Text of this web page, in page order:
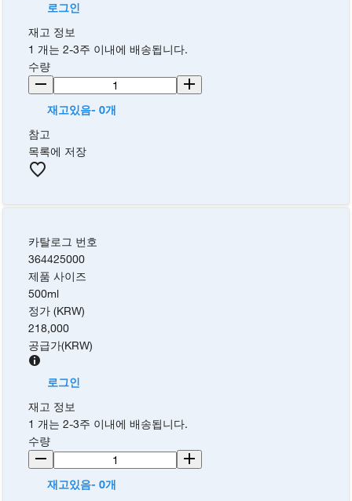
로그인
재고 정보
1 개는 2-3주 이내에 배송됩니다.
수량
재고있음- 0개
참고
목록에 저장
카탈로그 번호
364425000
제품 사이즈
500ml
정가 (KRW)
218,000
공급가(KRW)
로그인
재고 정보
1 개는 2-3주 이내에 배송됩니다.
수량
재고있음- 0개